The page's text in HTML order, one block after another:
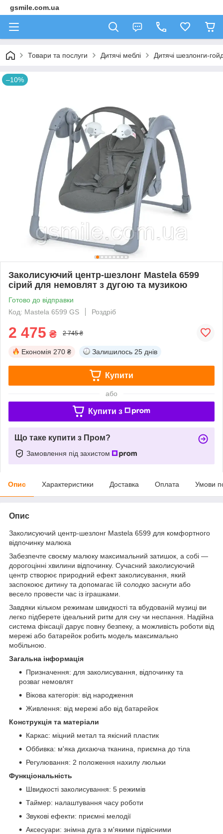
gsmile.com.ua
Товари та послуги Дитячі меблі Дитячі шезлонги-
–10%
Заколисуючий центр-шезлонг Mastela 6599
сірий для немовлят з дугою та музикою
Готово до відправки
Код: Mastela 6599 GS
Роздріб
2 475 ₴ 2 745 ₴
Економія 270 ₴ Залишилось 25 днів
Купити
або
Купити з
Що таке купити з Пром?
Замовлення під захистом
Опис Характеристики Доставка Оплата Умови
Опис
Заколисуючий центр-шезлонг Mastela 6599 для комфортного
відпочинку малюка
Забезпечте своєму малюку максимальний затишок, а собі —
дорогоцінні хвилини відпочинку. Сучасний заколисуючий
центр створює природний ефект заколисування, який
заспокоює дитину та допомагає їй солодко заснути або
весело провести час із іграшками.
Завдяки кільком режимам швидкості та вбудованій музиці ви
легко підберете ідеальний ритм для сну чи неспання. Надійна
система фіксації дарує повну безпеку, а можливість роботи від
мережі або батарейок робить модель максимально
мобільною.
Загальна інформація
Призначення: для заколисування, відпочинку та
розваг немовлят
Вікова категорія: від народження
Живлення: від мережі або від батарейок
Конструкція та матеріали
Каркас: міцний метал та якісний пластик
Оббивка: м'яка дихаюча тканина, приємна до тіла
Регулювання: 2 положення нахилу люльки
Функціональність
Швидкості заколисування: 5 режимів
Таймер: налаштування часу роботи
Звукові ефекти: приємні мелодії
Аксесуари: знімна дуга з м'якими підвісними